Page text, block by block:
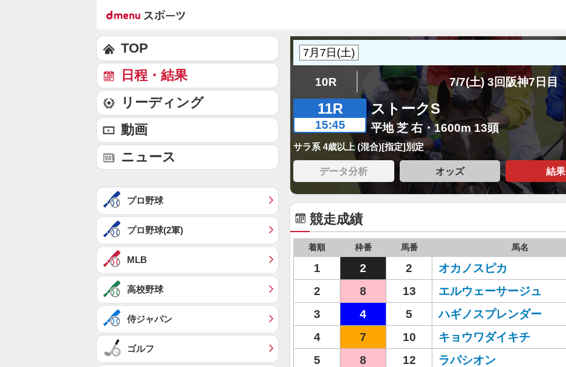
10R 7/7(土) 3回阪神7日目
11R
15:45
ストークS
平地 芝 右・1600m 13頭
サラ系 4歳以上 (混合)[指定]別定
データ分析 オッズ 結果
競走成績
着順 枠番 馬番 馬名
1 2 2 オカノスピカ
2
8 13 エルウェーサージュ
3
4 5 ハギノスプレンダー
4
7 10 キョウワダイキチ
5
8 12 ラパシオン
TOP
日程・結果
リーディング
動画
ニュース
プロ野球
プロ野球(2軍)
MLB
高校野球
侍ジャパン
ゴルフ